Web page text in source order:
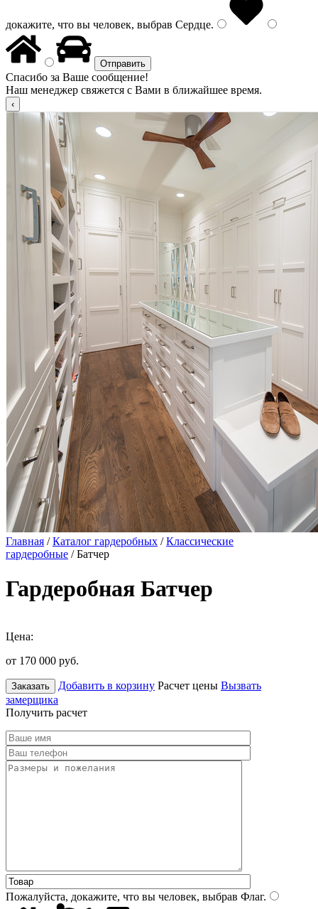
докажите, что вы человек, выбрав Сердце.
Спасибо за Ваше сообщение!
Наш менеджер свяжется с Вами в ближайшее время.
Главная /Каталог гардеробных /Классические
гардеробные / Батчер
Гардеробная Батчер
Цена:
от 170 000 руб.
Заказать Добавить в корзину Расчет цены Вызвать
замерщика
Получить расчет
Пожалуйста, докажите, что вы человек, выбрав Флаг.